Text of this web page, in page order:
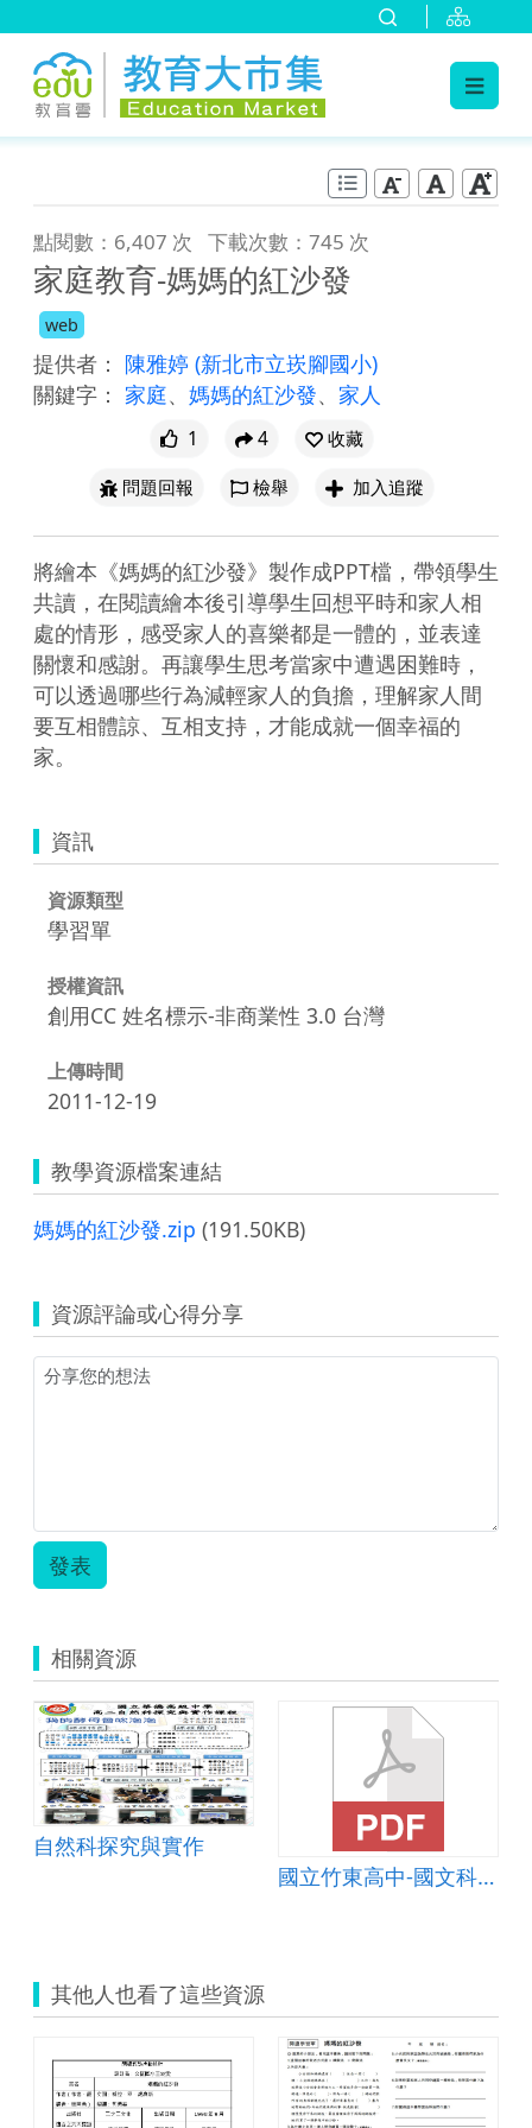
點閱數：6,407 次 下載次數：745 次
家庭教育-媽媽的紅沙發
web
提供者： 陳雅婷 (新北市立崁腳國小)
關鍵字： 家庭、 媽媽的紅沙發、 家人
1 4
收藏
問題回報
檢舉 加入追蹤
將繪本《媽媽的紅沙發》製作成PPT檔，帶領學生
共讀，在閱讀繪本後引導學生回想平時和家人相
處的情形，感受家人的喜樂都是一體的，並表達
關懷和感謝。再讓學生思考當家中遭遇困難時，
可以透過哪些行為減輕家人的負擔，理解家人間
要互相體諒、互相支持，才能成就一個幸福的
家。
資訊
資源類型
學習單
授權資訊
創用CC 姓名標示-非商業性 3.0 台灣
上傳時間
2011-12-19
教學資源檔案連結
媽媽的紅沙發.zip (191.50KB)
資源評論或心得分享
發表
相關資源
自然科探究與實作
國立竹東高中-國文科先秦韻文課程教案
其他人也看了這些資源